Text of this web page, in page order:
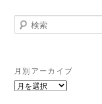
検
索
月別アーカイブ
月